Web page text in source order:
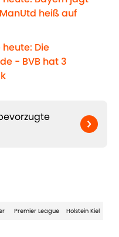
heiß auf
Die
- BVB hat 3
Premier League Holstein Kiel